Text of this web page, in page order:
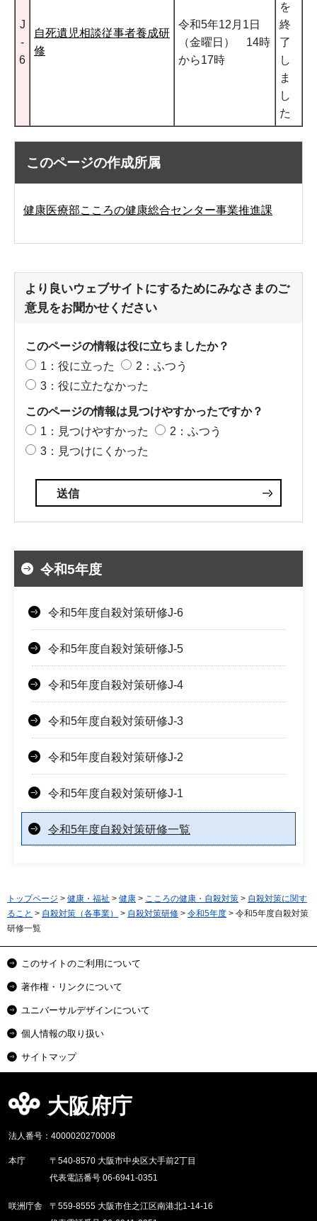
J
-
6
自死遺児相談従事者養成研
修
令和5年12月1日
（金曜日） 14時
から17時
を
終
了
し
ま
し
た
このページの作成所属
健康医療部こころの健康総合センター事業推進課
より良いウェブサイトにするためにみなさまのご
意見をお聞かせください
このページの情報は役に立ちましたか？
1：役に立った
2：ふつう
3：役に立たなかった
このページの情報は見つけやすかったですか？
1：見つけやすかった
2：ふつう
3：見つけにくかった
令和5年度
令和5年度自殺対策研修J-6
令和5年度自殺対策研修J-5
令和5年度自殺対策研修J-4
令和5年度自殺対策研修J-3
令和5年度自殺対策研修J-2
令和5年度自殺対策研修J-1
令和5年度自殺対策研修一覧
トップページ > 健康・福祉 > 健康 > こころの健康・自殺対策 > 自殺対策に関す
ること > 自殺対策（各事業） > 自殺対策研修 > 令和5年度 > 令和5年度自殺対策
研修一覧
このサイトのご利用について
著作権・リンクについて
ユニバーサルデザインについて
個人情報の取り扱い
サイトマップ
大阪府庁
法人番号：4000020270008
本庁
〒540-8570 大阪市中央区大手前2丁目
代表電話番号 06-6941-0351
咲洲庁舎
〒559-8555 大阪市住之江区南港北1-14-16